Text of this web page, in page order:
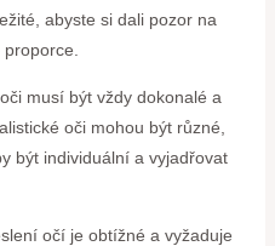
abyste si dali pozor na
musí být vždy dokonalé a
oči mohou být různé,
být individuální a vyjadřovat
očí je obtížné a vyžaduje